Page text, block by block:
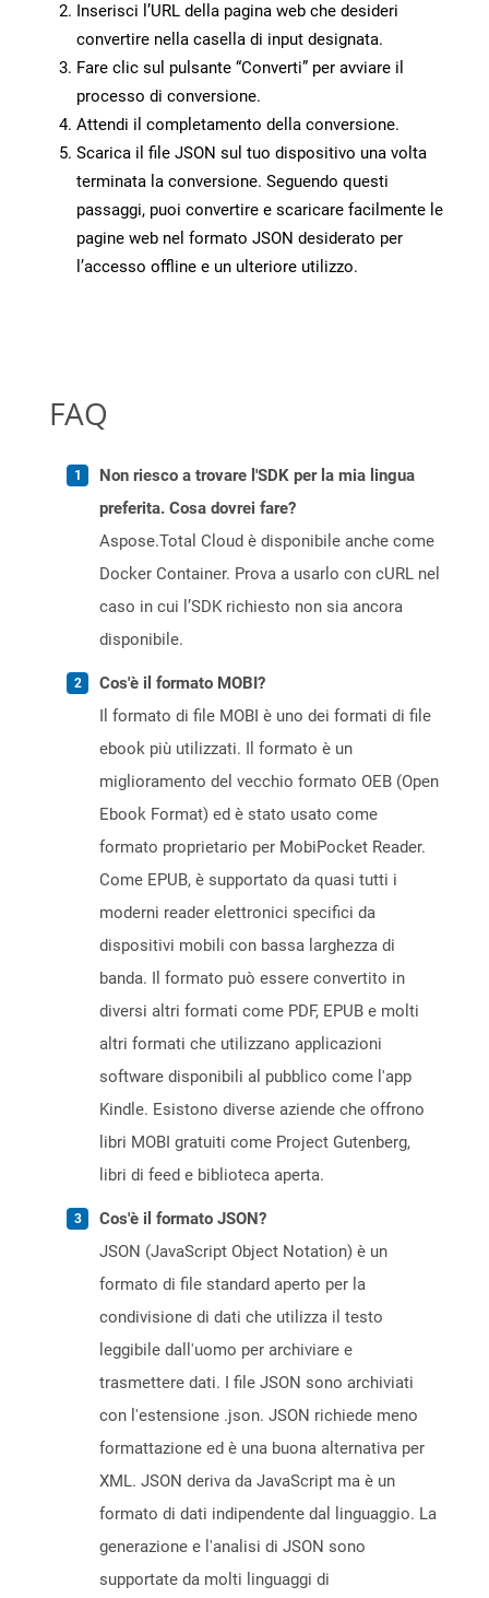
Inserisci l’URL della pagina web che desideri
convertire nella casella di input designata.
Fare clic sul pulsante “Converti” per avviare il
processo di conversione.
Attendi il completamento della conversione.
Scarica il file JSON sul tuo dispositivo una volta
terminata la conversione. Seguendo questi
passaggi, puoi convertire e scaricare facilmente le
pagine web nel formato JSON desiderato per
l’accesso offline e un ulteriore utilizzo.
FAQ
Non riesco a trovare l'SDK per la mia lingua
preferita. Cosa dovrei fare?
Aspose.Total Cloud è disponibile anche come
Docker Container. Prova a usarlo con cURL nel
caso in cui l’SDK richiesto non sia ancora
disponibile.
Cos'è il formato MOBI?
Il formato di file MOBI è uno dei formati di file
ebook più utilizzati. Il formato è un
miglioramento del vecchio formato OEB (Open
Ebook Format) ed è stato usato come
formato proprietario per MobiPocket Reader.
Come EPUB, è supportato da quasi tutti i
moderni reader elettronici specifici da
dispositivi mobili con bassa larghezza di
banda. Il formato può essere convertito in
diversi altri formati come PDF, EPUB e molti
altri formati che utilizzano applicazioni
software disponibili al pubblico come l'app
Kindle. Esistono diverse aziende che offrono
libri MOBI gratuiti come Project Gutenberg,
libri di feed e biblioteca aperta.
Cos'è il formato JSON?
JSON (JavaScript Object Notation) è un
formato di file standard aperto per la
condivisione di dati che utilizza il testo
leggibile dall'uomo per archiviare e
trasmettere dati. I file JSON sono archiviati
con l'estensione .json. JSON richiede meno
formattazione ed è una buona alternativa per
XML. JSON deriva da JavaScript ma è un
formato di dati indipendente dal linguaggio. La
generazione e l'analisi di JSON sono
supportate da molti linguaggi di